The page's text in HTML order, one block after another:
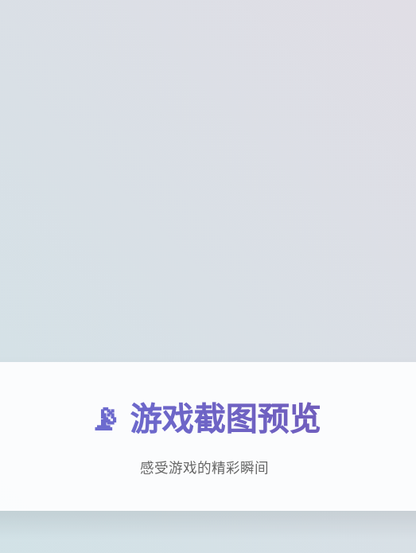
📡 游戏截图预览
感受游戏的精彩瞬间